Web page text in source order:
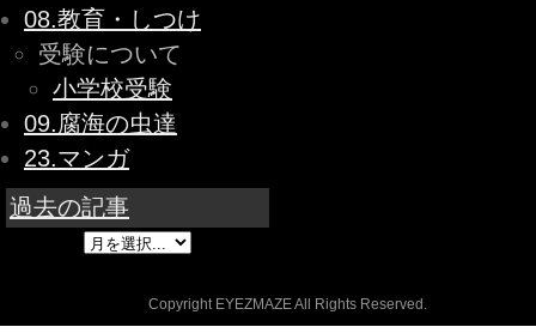
08.教育・しつけ
受験について
小学校受験
09.腐海の虫達
23.マンガ
過去の記事
Copyright EYEZMAZE All Rights Reserved.